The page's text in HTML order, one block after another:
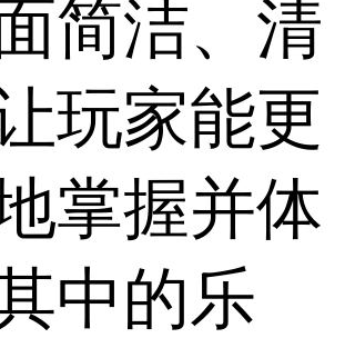
简洁、清
玩家能更
掌握并体
中的乐